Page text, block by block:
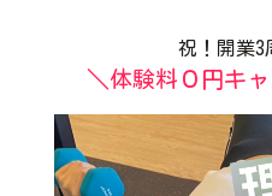
祝！開業3
＼体験料０円キ